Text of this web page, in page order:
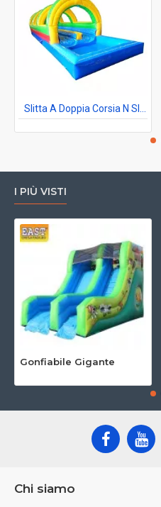
Slitta A Doppia Corsia N Slide
I PIÙ VISTI
Gonfiabile Gigante
Chi siamo